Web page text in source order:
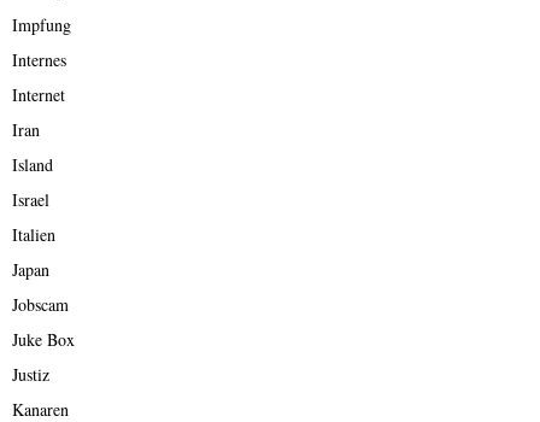
Impfung
Internes
Internet
Iran
Island
Israel
Italien
Japan
Jobscam
Juke Box
Justiz
Kanaren